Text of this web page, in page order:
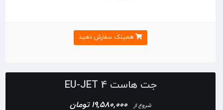
همینک سفارش دهید
جت هاست EU-JET 4
شروع از 19,580,000 تومان